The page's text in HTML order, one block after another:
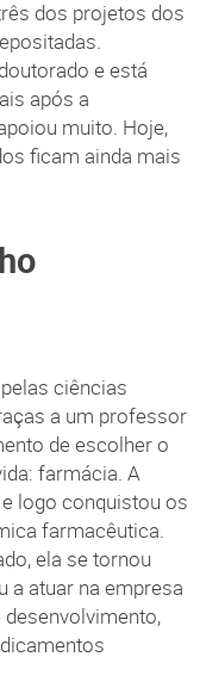
dos projetos dos
e está
após a
muito. Hoje,
ficam ainda mais
ciências
a um professor
de escolher o
farmácia. A
logo conquistou os
farmacêutica.
ela se tornou
a atuar na empresa